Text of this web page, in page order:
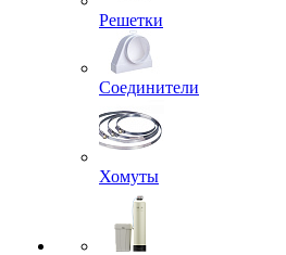
Решетки
Соединители
Хомуты